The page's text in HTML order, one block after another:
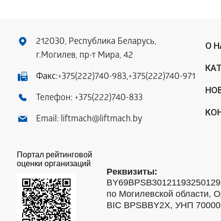
212030, Республика Беларусь,
г.Могилев, пр-т Мира, 42
Факс:+375(222)740-983,+375(222)740-971
Телефон: +375(222)740-833
Email: liftmach@liftmach.by
О
Портал рейтинговой
оценки организаций
Реквизиты:
по Могилевской области,
BIC BPSBBY2X, УНП